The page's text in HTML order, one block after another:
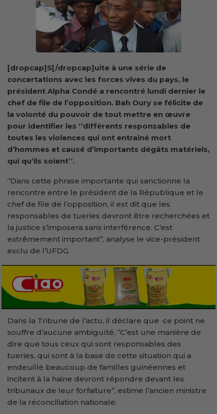
[dropcap]S[/dropcap]uite à une série de
concertations avec les forces vives du pays, le
président Alpha Condé a rencontré lundi dernier le
chef de file de l’opposition. Bah Oury se félicite de
la volonté du pouvoir de tout mettre en œuvre
pour identifier les ‘’différents responsables de
toutes les violences qui ont entraîné mort
d’hommes et causé d’importants dégâts matériels,
qui qu’ils soient’’.
‘’Dans cette phrase importante qui sanctionne la
rencontre entre le président de la République et le
chef de file de l’opposition, il est dit que les
responsables de tueries devront être recherchées et
la justice s’imposera sans interférence. C’est
extrêmement important’’, analyse le vice-président
exclu de l’UFDG.
Dans la Tribune de l’actu, il déclare que ce point ne
souffre d’aucune ambiguïté. ‘’C’est une manière de
dire que tous ceux qui sont responsables des
tueries, qui sont à la base de cette situation qui a
endeuillé beaucoup de familles guinéennes et
incitent à la haine devront répondre devant les
tribunaux de leur forfaiture’’, estime l’ancien ministre
de la réconciliation nationale.